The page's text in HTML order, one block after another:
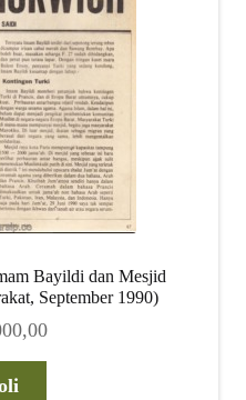
Bayildi dan Mesjid
September 1990)